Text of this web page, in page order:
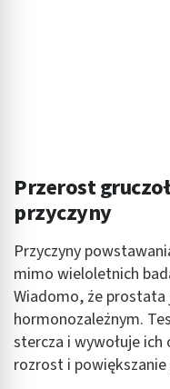
Przerost
przyczyny
Przyczyny
mimo wieloletnich
Wiadomo, że
hormonozależnym.
stercza i wywołuje
rozrost i powiększanie